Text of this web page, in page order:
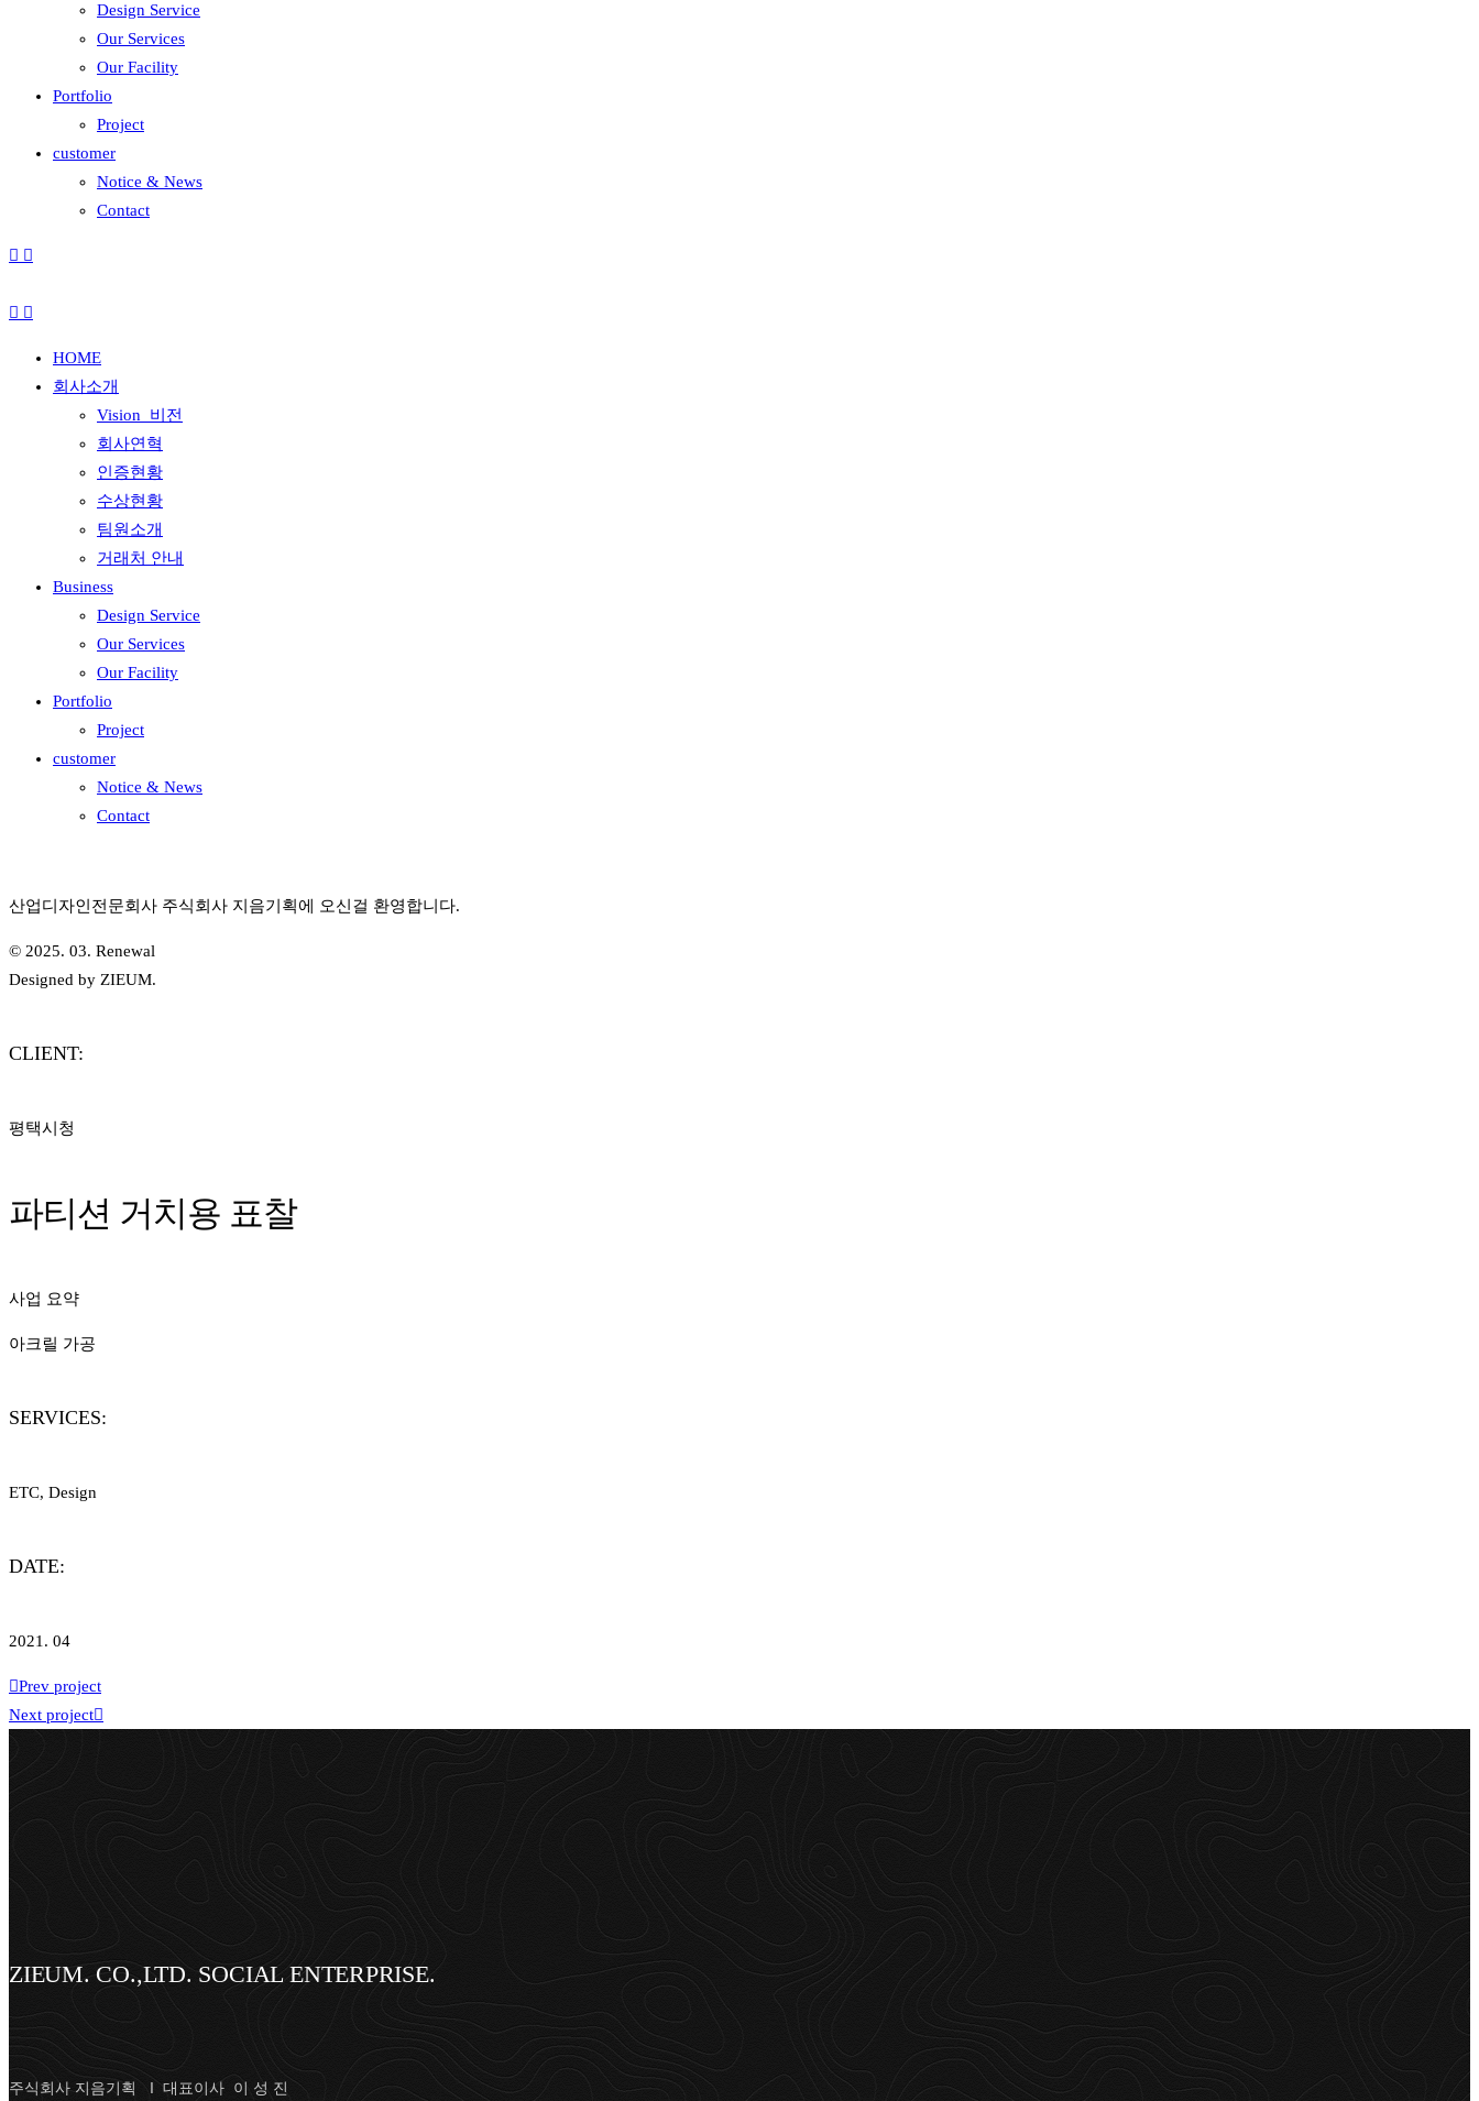
Design Service
Our Services
Our Facility
Portfolio
Project
customer
Notice & News
Contact
HOME
회사소개
Vision_비전
회사연혁
인증현황
수상현황
팀원소개
거래처 안내
Business
Design Service
Our Services
Our Facility
Portfolio
Project
customer
Notice & News
Contact
산업디자인전문회사 주식회사 지음기획에 오신걸 환영합니다.
© 2025. 03. Renewal
Designed by ZIEUM.
CLIENT:
평택시청
파티션 거치용 표찰
사업 요약
아크릴 가공
SERVICES:
ETC, Design
DATE:
2021. 04
Prev project
Next project
ZIEUM. CO.,LTD. SOCIAL ENTERPRISE.
주식회사 지음기획 I 대표이사 이 성 진